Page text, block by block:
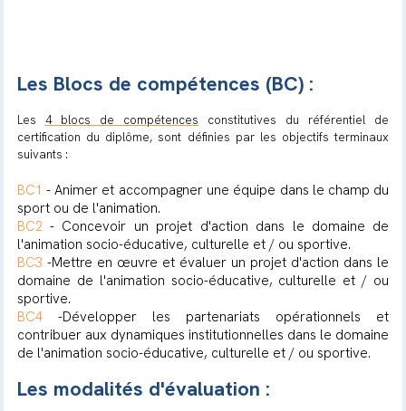
Les Blocs de compétences (BC) :
Les 4 blocs de compétences
constitutives du référentiel de
certification du diplôme, sont définies par les objectifs terminaux
suivants :
BC1 - Animer et accompagner une équipe dans le champ du
sport ou de l'animation.
BC2 - Concevoir un projet d'action dans le domaine de
l'animation socio-éducative, culturelle et / ou sportive.
BC3 -Mettre en œuvre et évaluer un projet d'action dans le
domaine de l'animation socio-éducative, culturelle et / ou
sportive.
BC4-Développer les partenariats opérationnels et
contribuer aux dynamiques institutionnelles dans le domaine
de l'animation socio-éducative, culturelle et / ou sportive.
Les modalités d'évaluation :